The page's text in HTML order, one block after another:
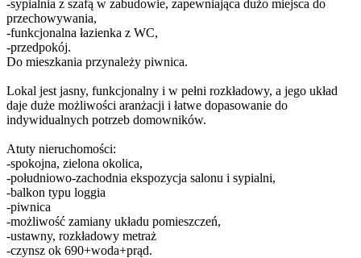
-sypialnia z szafą w zabudowie, zapewniająca dużo miejsca do
przechowywania,
-funkcjonalna łazienka z WC,
-przedpokój.
Do mieszkania przynależy piwnica.
Lokal jest jasny, funkcjonalny i w pełni rozkładowy, a jego układ
daje duże możliwości aranżacji i łatwe dopasowanie do
indywidualnych potrzeb domowników.
Atuty nieruchomości:
-spokojna, zielona okolica,
-południowo-zachodnia ekspozycja salonu i sypialni,
-balkon typu loggia
-piwnica
-możliwość zamiany układu pomieszczeń,
-ustawny, rozkładowy metraż
-czynsz ok 690+woda+prąd.